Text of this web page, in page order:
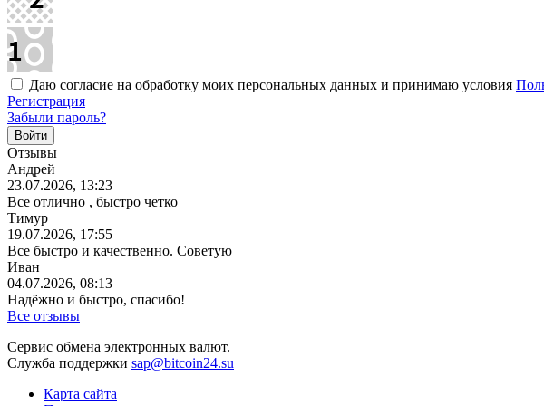
Даю согласие на обработку моих персональных данных и принимаю условия
Регистрация
Забыли пароль?
Отзывы
Андрей
23.07.2026, 13:23
Все отлично , быстро четко
Тимур
19.07.2026, 17:55
Все быстро и качественно. Советую
Иван
04.07.2026, 08:13
Надёжно и быстро, спасибо!
Все отзывы
Сервис обмена электронных валют.
Служба поддержки sap@bitcoin24.su
Карта сайта